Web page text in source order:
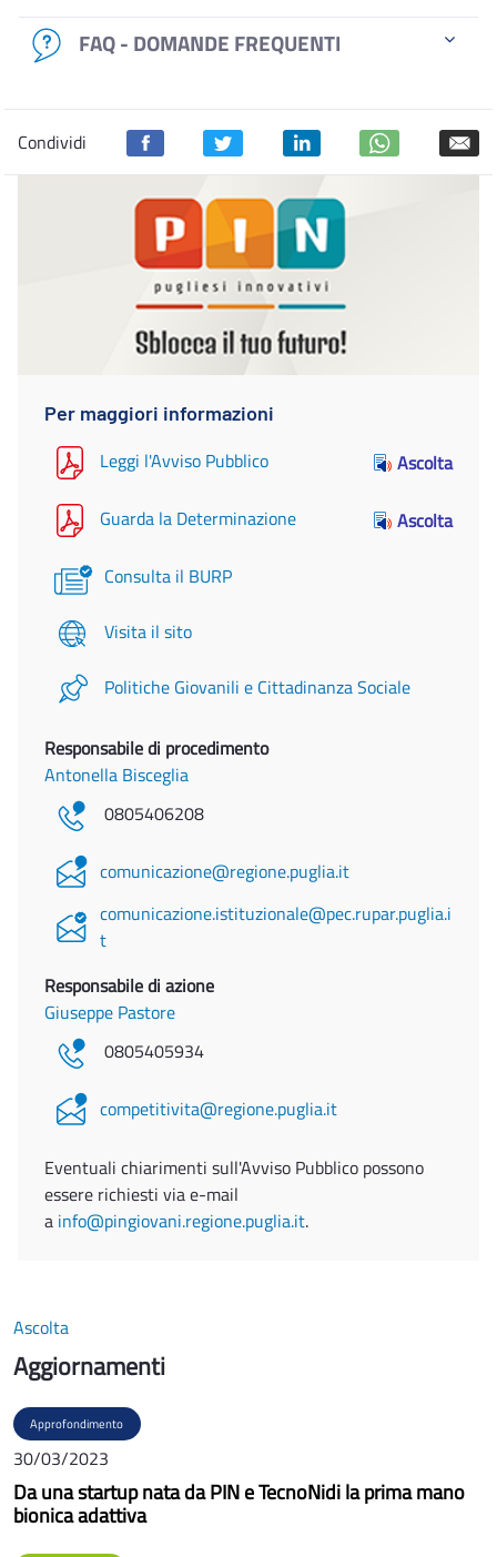
FAQ - DOMANDE FREQUENTI
Condividi
Per maggiori informazioni
Leggi l'Avviso Pubblico Ascolta
Guarda la Determinazione Ascolta
Consulta il BURP
Visita il sito
Politiche Giovanili e Cittadinanza Sociale
Responsabile di procedimento
Antonella Bisceglia
0805406208
comunicazione@regione.puglia.it
comunicazione.istituzionale@pec.rupar.puglia.i
t
Responsabile di azione
Giuseppe Pastore
0805405934
competitivita@regione.puglia.it
Eventuali chiarimenti sull'Avviso Pubblico possono
essere richiesti via e-mail
a info@pingiovani.regione.puglia.it.
Ascolta
Aggiornamenti
Approfondimento
30/03/2023
Da una startup nata da PIN e TecnoNidi la prima mano
bionica adattiva